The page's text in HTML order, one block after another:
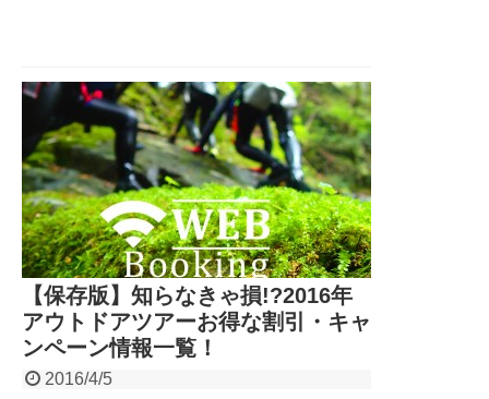
ね。
【保存版】知らなきゃ損!?2016年
アウトドアツアーお得な割引・キャ
ンペーン情報一覧！
2016/4/5